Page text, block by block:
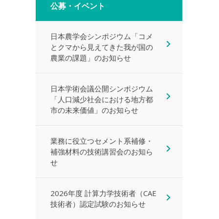
公募・イベント
日本農学会シンポジウム「コメ
とクマから見えてきた我が国の
農業の課題」のお知らせ
日本学術会議公開シンポジウム
「人口減少社会における地方都
市の未来価値」のお知らせ
業務に役立つセメント系補修・
補強材料の技術講習会のお知ら
せ
2026年度 計算力学技術者（CAE
技術者）認定試験のお知らせ